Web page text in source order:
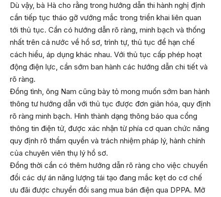
Dù vậy, bà Hà cho rằng trong hướng dẫn thi hành nghị định
cần tiếp tục tháo gỡ vướng mắc trong triển khai liên quan
tới thủ tục. Cần có hướng dẫn rõ ràng, minh bạch và thống
nhất trên cả nước về hồ sơ, trình tự, thủ tục để hạn chế
cách hiểu, áp dụng khác nhau. Với thủ tục cấp phép hoạt
động điện lực, cần sớm ban hành các hướng dẫn chi tiết và
rõ ràng.
Đồng tình, ông Nam cũng bày tỏ mong muốn sớm ban hành
thông tư hướng dẫn với thủ tục được đơn giản hóa, quy định
rõ ràng minh bạch. Hình thành dạng thông báo qua cổng
thông tin điện tử, được xác nhận từ phía cơ quan chức năng
quy định rõ thẩm quyền và trách nhiệm pháp lý, hành chính
của chuyên viên thụ lý hồ sơ.
Đồng thời cần có thêm hướng dẫn rõ ràng cho việc chuyển
đổi các dự án năng lượng tái tạo đang mắc kẹt do cơ chế
ưu đãi được chuyển đổi sang mua bán điện qua DPPA. Mở